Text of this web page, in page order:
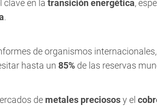
clave en la transición energética,
.
de organismos
hasta un 85% de las reservas
de metales preciososy el